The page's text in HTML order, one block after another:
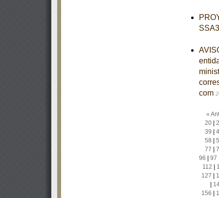
com
«
20|
39
58
77
96
97
112
127
156